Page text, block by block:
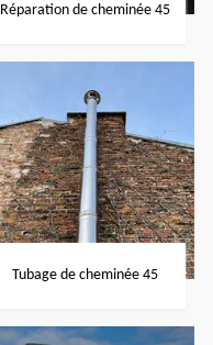
Réparation de cheminée 45
Tubage de cheminée 45